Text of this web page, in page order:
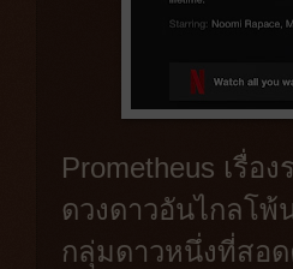
Prometheus เรื่อ
ดวงดาวอันไกลโพ้
กลุ่มดาวหนึ่งที่สอ